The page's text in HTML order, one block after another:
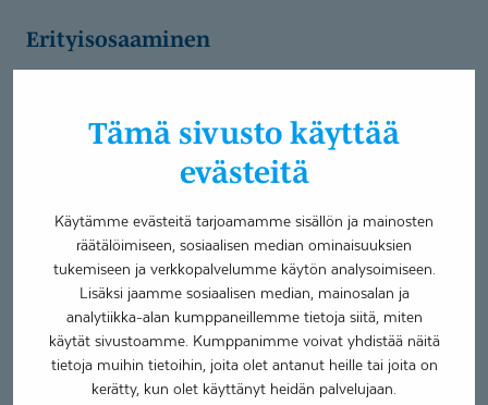
Tämä sivusto käyttää
evästeitä
Käytämme evästeitä tarjoamamme sisällön ja mainosten
räätälöimiseen, sosiaalisen median ominaisuuksien
tukemiseen ja verkkopalvelumme käytön analysoimiseen.
Lisäksi jaamme sosiaalisen median, mainosalan ja
analytiikka-alan kumppaneillemme tietoja siitä, miten
käytät sivustoamme. Kumppanimme voivat yhdistää näitä
tietoja muihin tietoihin, joita olet antanut heille tai joita on
kerätty, kun olet käyttänyt heidän palvelujaan.
Erityisosaaminen
Neurologinen fysioterapia
Painokevennetty kävelyharjoittelu
Tuki- ja liikuntaelinsairauksien fysioterapia
Olen fysioterapeutti, jolla on kokemusta sekä
neurologisten että tuki- ja liikuntaelinasiakkaiden
kuntoutuksesta. Työskentelen muun muassa Parkinson ja
aivoverenkiertohäiriö (AVH)-asiakkaiden kanssa sekä
erilaisten kipu- ja toimintahäiriöiden parissa.
Olen kouluttautunut kaula- ja rintarangan tutkimiseen ja